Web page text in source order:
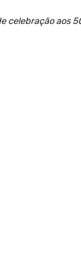
celebração aos